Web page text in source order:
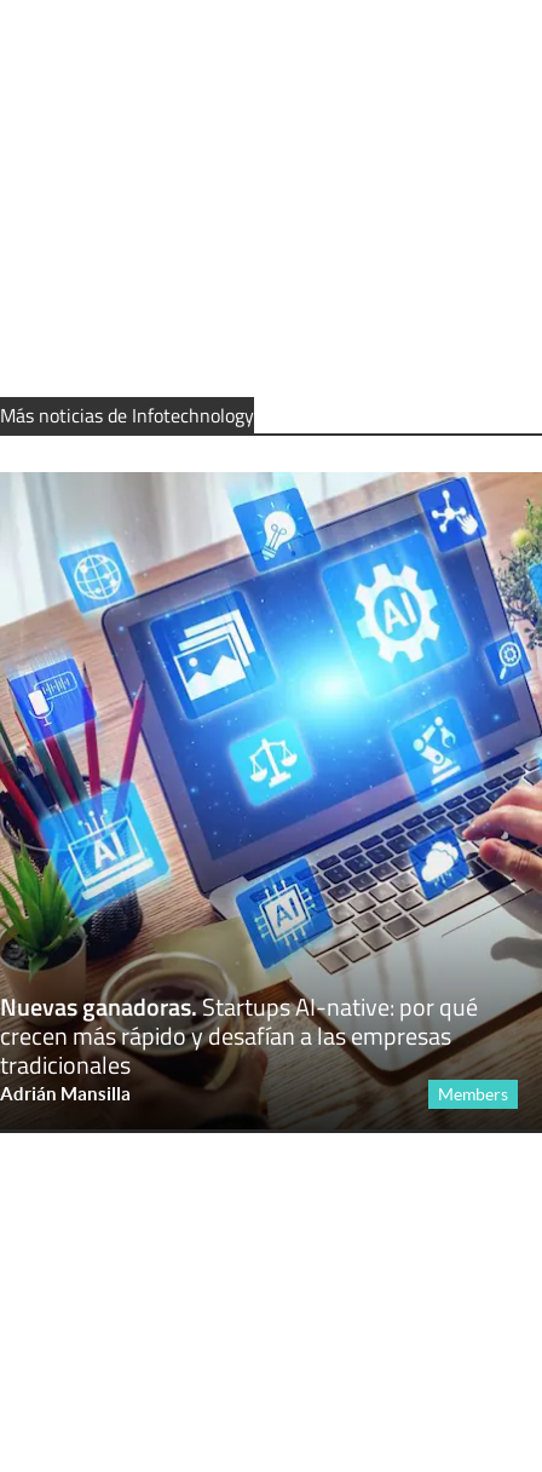
Más noticias de Infotechnology
Nuevas ganadoras.Startups AI-native: por qué
crecen más rápido y desafían a las empresas
tradicionales
Adrián Mansilla Members